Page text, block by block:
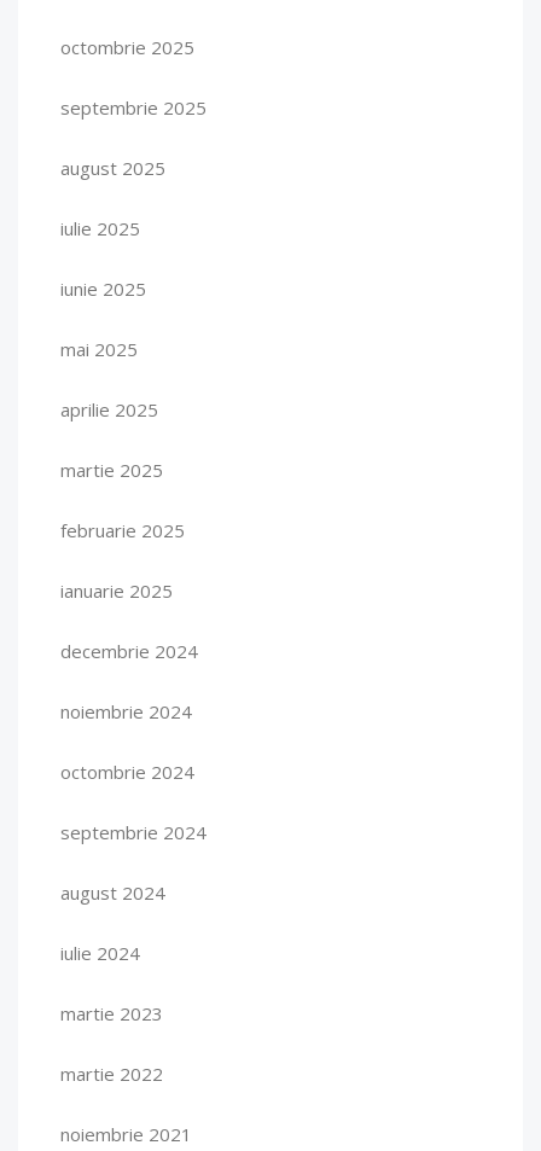
octombrie 2025
septembrie 2025
august 2025
iulie 2025
iunie 2025
mai 2025
aprilie 2025
martie 2025
februarie 2025
ianuarie 2025
decembrie 2024
noiembrie 2024
octombrie 2024
septembrie 2024
august 2024
iulie 2024
martie 2023
martie 2022
noiembrie 2021